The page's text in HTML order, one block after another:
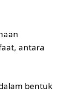
antara
bentuk